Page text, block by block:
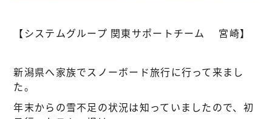
【システムグループ 関東サポートチーム 宮崎】
新潟県へ家族でスノーボード旅行に行って来まし
た。
年末からの雪不足の状況は知っていましたので、初